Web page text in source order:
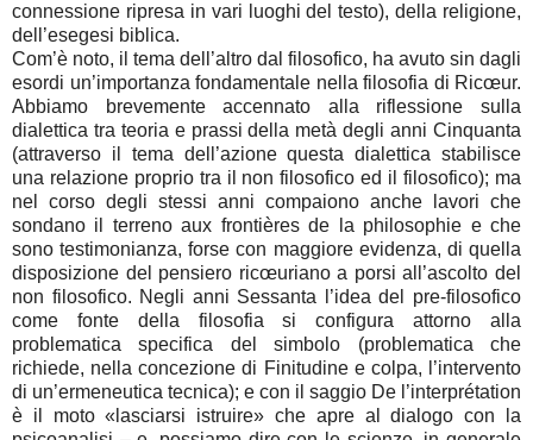
connessione ripresa in vari luoghi del testo), della religione,
dell’esegesi biblica.
Com’è noto, il tema dell’altro dal filosofico, ha avuto sin dagli
esordi un’importanza fondamentale nella filosofia di Ricœur.
Abbiamo brevemente accennato alla riflessione sulla
dialettica tra teoria e prassi della metà degli anni Cinquanta
(attraverso il tema dell’azione questa dialettica stabilisce
una relazione proprio tra il non filosofico ed il filosofico); ma
nel corso degli stessi anni compaiono anche lavori che
sondano il terreno aux frontières de la philosophie e che
sono testimonianza, forse con maggiore evidenza, di quella
disposizione del pensiero ricœuriano a porsi all’ascolto del
non filosofico. Negli anni Sessanta l’idea del pre-filosofico
come fonte della filosofia si configura attorno alla
problematica specifica del simbolo (problematica che
richiede, nella concezione di Finitudine e colpa, l’intervento
di un’ermeneutica tecnica); e con il saggio De l’interprétation
è il moto «lasciarsi istruire» che apre al dialogo con la